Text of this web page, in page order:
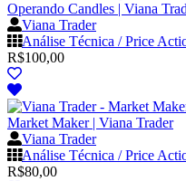
Operando Candles | Viana
Viana Trader
Análise Técnica / Price
R$100,00
Market Maker | Viana Trader
Viana Trader
Análise Técnica / Price
R$80,00